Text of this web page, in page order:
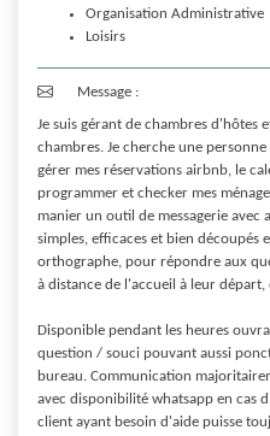
Organisation Administrative
Loisirs
Message :
Je suis gérant de chambres d'hôtes
chambres. Je cherche une
gérer mes réservations airbnb, le
programmer et checker mes
manier un outil de messagerie avec
simples, efficaces et bien découpés
orthographe, pour répondre aux
à distance de l'accueil à leur départ,
Disponible pendant les heures
question / souci pouvant aussi
bureau. Communication
avec disponibilité whatsapp en cas
client ayant besoin d'aide puisse